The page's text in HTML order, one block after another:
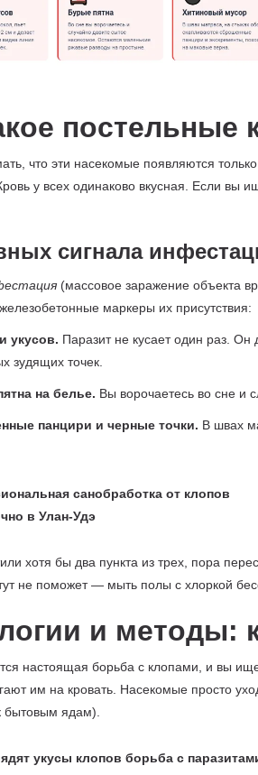
постельные
что эти насекомые появляются
у всех одинаково вкусная. Если
сигнала
(массовое заражение объекта
маркеры их присутствия:
укусов. Паразит не кусает один раз.
зудящих точек.
на белье. Вы ворочаетесь во сне и
панцири и черные точки. В швах
хотя бы два пункта из трех, пора
не поможет — мыть полы с хлоркой
и методы:
настоящая борьба с клопами, и вы
им на кровать. Насекомые просто
бытовым ядам).